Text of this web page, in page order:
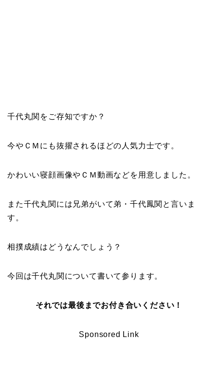
千代丸関をご存知ですか？
今やＣＭにも抜擢されるほどの人気力士です。
かわいい寝顔画像やＣＭ動画などを用意しました。
また千代丸関には兄弟がいて弟・千代鳳関と言いま
す。
相撲成績はどうなんでしょう？
今回は千代丸関について書いて参ります。
それでは最後までお付き合いください！
Sponsored Link